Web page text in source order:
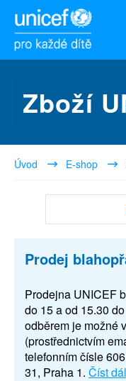
Zboží
Úvod E-shop
Prodej
Prodejna UNICEF
do 15 a od 15.30
odběrem je možné
(prostřednictvím
telefonním čísle
31, Praha 1. Číst